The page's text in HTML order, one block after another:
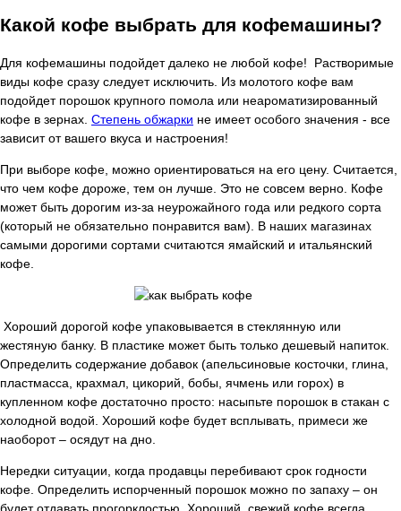
Какой кофе выбрать для кофемашины?
Для кофемашины подойдет далеко не любой кофе! Растворимые
виды кофе сразу следует исключить. Из молотого кофе вам
подойдет порошок крупного помола или неароматизированный
кофе в зернах. Степень обжарки не имеет особого значения - все
зависит от вашего вкуса и настроения!
При выборе кофе, можно ориентироваться на его цену. Считается,
что чем кофе дороже, тем он лучше. Это не совсем верно. Кофе
может быть дорогим из-за неурожайного года или редкого сорта
(который не обязательно понравится вам). В наших магазинах
самыми дорогими сортами считаются ямайский и итальянский
кофе.
Хороший дорогой кофе упаковывается в стеклянную или
жестяную банку. В пластике может быть только дешевый напиток.
Определить содержание добавок (апельсиновые косточки, глина,
пластмасса, крахмал, цикорий, бобы, ячмень или горох) в
купленном кофе достаточно просто: насыпьте порошок в стакан с
холодной водой. Хороший кофе будет всплывать, примеси же
наоборот – осядут на дно.
Нередки ситуации, когда продавцы перебивают срок годности
кофе. Определить испорченный порошок можно по запаху – он